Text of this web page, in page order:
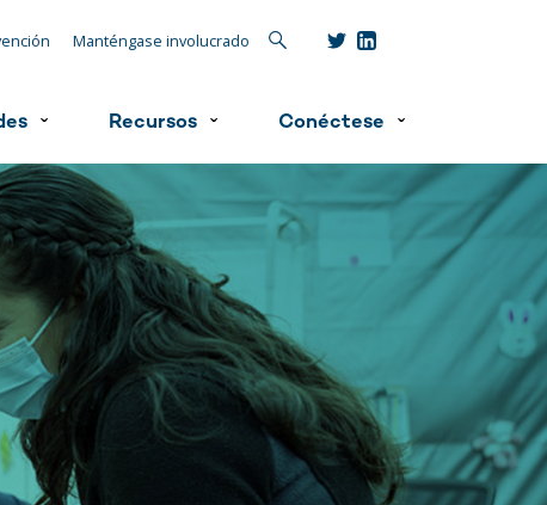
Manténgase involucrado
Búsqueda
ˇ Recursos ˇ Conéctese ˇ